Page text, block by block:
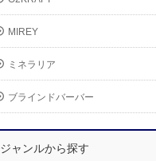
MIREY
ミネラリア
ブラインドバーバー
ジャンルから探す